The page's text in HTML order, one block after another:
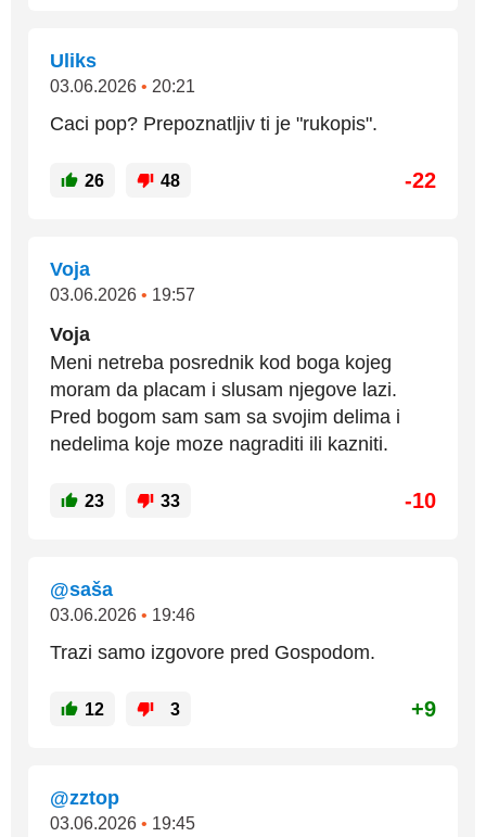
Uliks
03.06.2026 • 20:21
Caci pop? Prepoznatljiv ti je "rukopis".
26 48 -22
Voja
03.06.2026 • 19:57
Voja
Meni netreba posrednik kod boga kojeg
moram da placam i slusam njegove lazi.
Pred bogom sam sam sa svojim delima i
nedelima koje moze nagraditi ili kazniti.
23 33 -10
@saša
03.06.2026 • 19:46
Trazi samo izgovore pred Gospodom.
12 3 +9
@zztop
03.06.2026 • 19:45